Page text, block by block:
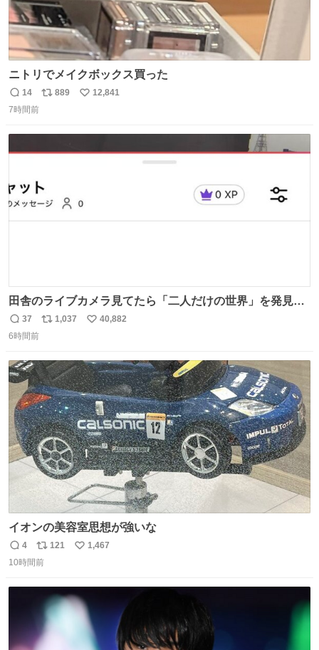
ニトリでメイクボックス買った
返
信
14
リ
889
い
12,841
7時間前
田舎のライブカメラ見てたら「二人だけの世界」を発見し
た
返
信
37
リ
ト
数
1,037
い
数
40,882
6時間前
イオンの美容室思想が強いな
返
信
4
リ
ポ
数
121
い
数
1,467
10時間前